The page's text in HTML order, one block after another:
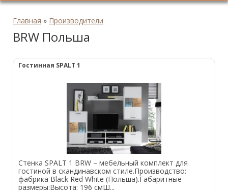
Главная » Производители
BRW Польша
Гостинная SPALT 1
Стенка SPALT 1 BRW – мебельный комплект для
гостиной в скандинавском стиле.Производство:
фабрика Black Red White (Польша).Габаритные
размеры:Высота: 196 смШ...